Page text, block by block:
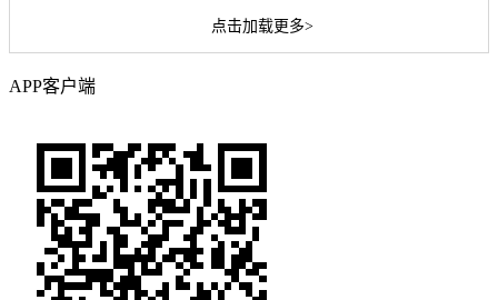
点击加载更多>
APP客户端